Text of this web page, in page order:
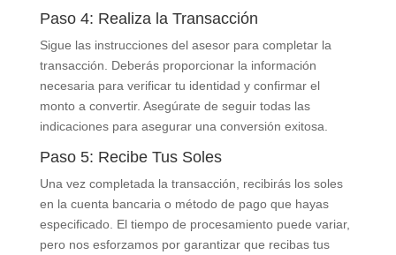
Paso 4: Realiza la Transacción
Sigue las instrucciones del asesor para completar la
transacción. Deberás proporcionar la información
necesaria para verificar tu identidad y confirmar el
monto a convertir. Asegúrate de seguir todas las
indicaciones para asegurar una conversión exitosa.
Paso 5: Recibe Tus Soles
Una vez completada la transacción, recibirás los soles
en la cuenta bancaria o método de pago que hayas
especificado. El tiempo de procesamiento puede variar,
pero nos esforzamos por garantizar que recibas tus